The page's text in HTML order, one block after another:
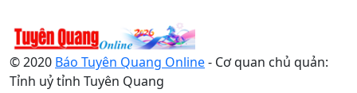
© 2020 Báo Tuyên Quang Online- Cơ quan chủ quản:
Tỉnh uỷ tỉnh Tuyên Quang